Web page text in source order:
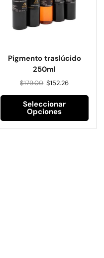
Pigmento traslúcido
250ml
$179.00 $152.26
Seleccionar
Opciones